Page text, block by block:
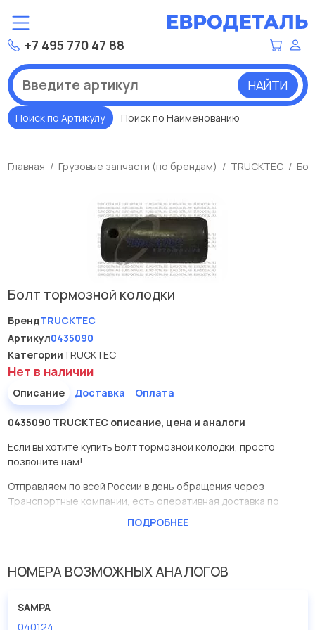
+7 495 770 47 88
НАЙТИ
Поиск по Артикулу Поиск по Наименованию
Главная Грузовые запчасти (по брендам) TRUCKTEC
Болт тормозной колодки
БрендTRUCKTEC
Артикул0435090
КатегорииTRUCKTEC
Нет в наличии
Описание Доставка Оплата
0435090 TRUCKTEC описание, цена и аналоги
Если вы хотите купить Болт тормозной колодки, просто
позвоните нам!
Отправляем по всей России в день обращения через
Транспортные компании, есть оперативная доставка по
У данной детали есть аналоги с номерами, убедитесь сами.
представлены в большом ассортименте.
ПОДРОБНЕЕ
НОМЕРА ВОЗМОЖНЫХ АНАЛОГОВ
SAMPA
040124